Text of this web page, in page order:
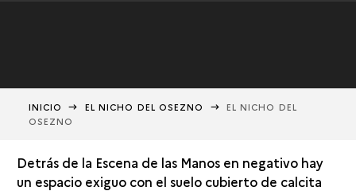
INICIO EL NICHO DEL OSEZNO
EL NICHO DEL
OSEZNO
Detrás de la Escena de las Manos en negativo hay
un espacio exiguo con el suelo cubierto de calcita